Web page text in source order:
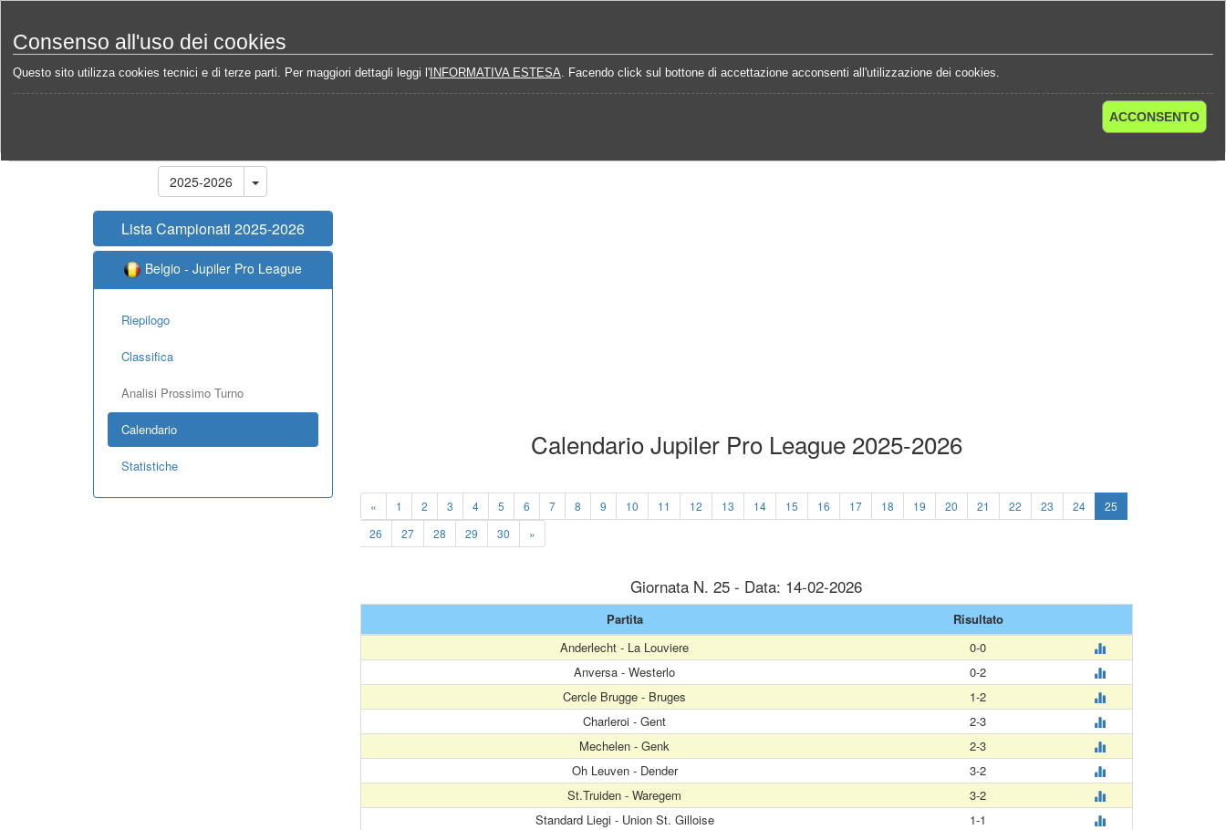
Consenso all'uso dei cookies
Questo sito utilizza cookies tecnici e di terze parti. Per maggiori dettagli leggi l' INFORMATIVA ESTESA. Facendo click sul bottone di accettazione acconsenti all'utilizzazione dei cookies.
ACCONSENTO
Home Campionati Belgio - Jupiler Pro League 2025-2026 Calendario
2025-2026
Lista Campionati 2025-2026
Belgio - Jupiler Pro League
Riepilogo
Classifica
Analisi Prossimo Turno
Calendario
Statistiche
Calendario Jupiler Pro League 2025-2026
« 1 2 3 4 5 6 7 8 9 10 11 12 13 14 15 16 17 18 19 20 21 22 23 24
25
26
27 28 29 30 »
Giornata N. 25 - Data: 14-02-2026
Partita
Risultato
Anderlecht - La Louviere
0-0
Anversa - Westerlo
0-2
Cercle Brugge - Bruges
1-2
Charleroi - Gent
2-3
Mechelen - Genk
2-3
Oh Leuven - Dender
3-2
St.Truiden - Waregem
3-2
Standard Liegi - Union St. Gilloise
1-1